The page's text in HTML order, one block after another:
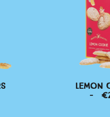
LEMON
€